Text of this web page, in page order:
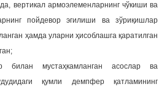
вертикал армоэлеменларнинг чўкиши ва
пойдевор эгилиши ва зўриқишлар
ҳамда уларни ҳисоблашга қаратилган
билан мустаҳкамланган асослар ва
қумли демпфер қатламининг